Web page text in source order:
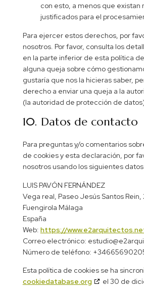
con esto, a menos que existan
justificados para el
Para ejercer estos derechos, por
nosotros. Por favor, consulta los
en la parte inferior de esta política
alguna queja sobre cómo
gustaría que nos la hicieras saber,
derecho a enviar una queja a la
(la autoridad de protección de
10. Datos de contacto
Para preguntas y/o comentarios
de cookies y esta declaración, por
nosotros usando los siguientes
LUIS PAVÓN FERNÁNDEZ
Vega real, Paseo Jesús Santos Rein,
Fuengirola Málaga
España
Web: https://
Correo electrónico: estudio@
Número de teléfono:
Esta política de cookies se ha
cookiedatabase.org
el 30 de